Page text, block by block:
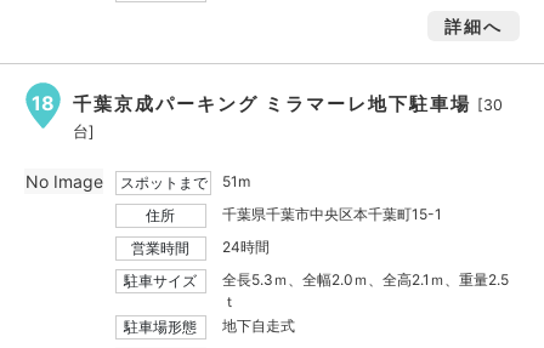
詳細へ
18 千葉京成パーキング ミラマーレ地下駐車場 [30
台]
スポットまで
51m
住所
千葉県千葉市中央区本千葉町15-1
営業時間
24時間
駐車サイズ
全長5.3ｍ、全幅2.0ｍ、全高2.1ｍ、重量2.5
ｔ
駐車場形態
地下自走式
No Image